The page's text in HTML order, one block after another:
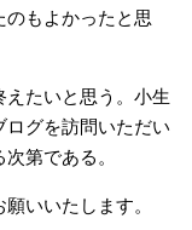
もよかったと思
えたいと思う。小生
グを訪問いただい
第である。
いいたします。